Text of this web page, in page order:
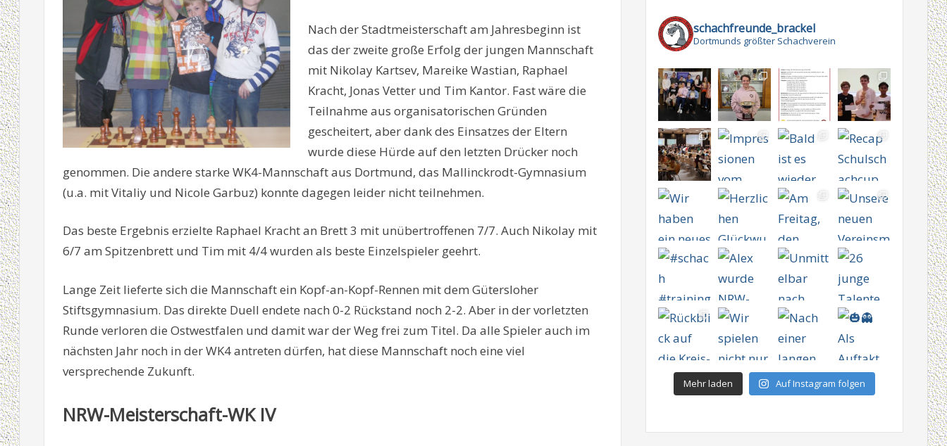
Nach der Stadtmeisterschaft am Jahresbeginn ist
das der zweite große Erfolg der jungen Mannschaft
mit Nikolay Kartsev, Mareike Wastian, Raphael
Kracht, Jonas Vetter und Tim Kantor. Fast wäre die
Teilnahme aus organisatorischen Gründen
gescheitert, aber dank des Einsatzes der Eltern
wurde diese Hürde auf den letzten Drücker noch
genommen. Die andere starke WK4-Mannschaft aus Dortmund, das Mallinckrodt-Gymnasium
(u.a. mit Vitaliy und Nicole Garbuz) konnte dagegen leider nicht teilnehmen.
Das beste Ergebnis erzielte Raphael Kracht an Brett 3 mit unübertroffenen 7/7. Auch Nikolay mit
6/7 am Spitzenbrett und Tim mit 4/4 wurden als beste Einzelspieler geehrt.
Lange Zeit lieferte sich die Mannschaft ein Kopf-an-Kopf-Rennen mit dem Gütersloher
Stiftsgymnasium. Das direkte Duell endete nach 0-2 Rückstand noch 2-2. Aber in der vorletzten
Runde verloren die Ostwestfalen und damit war der Weg frei zum Titel. Da alle Spieler auch im
nächsten Jahr noch in der WK4 antreten dürfen, hat diese Mannschaft noch eine viel
versprechende Zukunft.
NRW-Meisterschaft-WK IV
schachfreunde_brackel
Dortmunds größter Schachverein
Mehr laden Auf Instagram folgen